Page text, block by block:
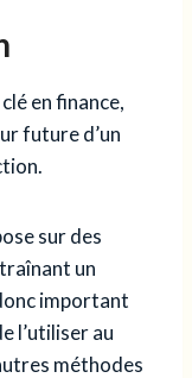
en finance,
future d’un
sur des
un
important
l’utiliser au
méthodes